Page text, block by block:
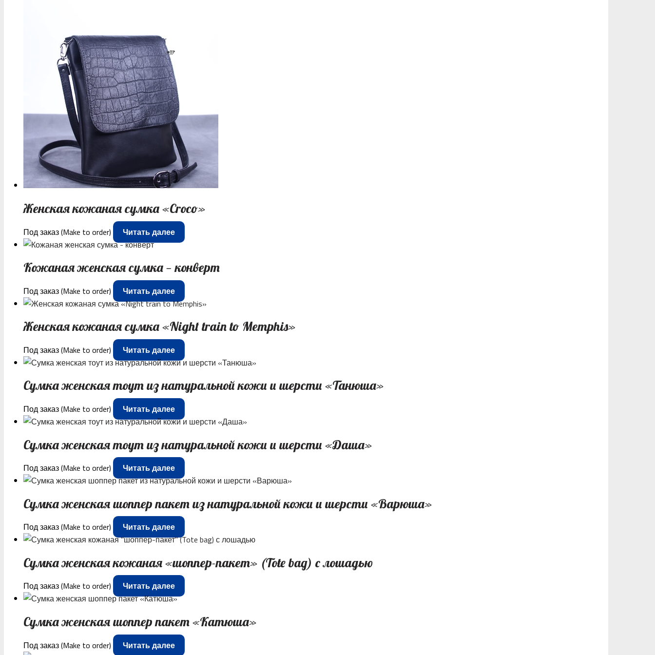
Женская кожаная сумка «Croco»
Под заказ (Make to order) Читать далее
Кожаная женская сумка — конверт
Под заказ (Make to order) Читать далее
Женская кожаная сумка «Night train to Memphis»
Под заказ (Make to order) Читать далее
Сумка женская тоут из натуральной кожи и шерсти «Танюша»
Под заказ (Make to order) Читать далее
Сумка женская тоут из натуральной кожи и шерсти «Даша»
Под заказ (Make to order) Читать далее
Сумка женская шоппер пакет из натуральной кожи и шерсти «Варюша»
Под заказ (Make to order) Читать далее
Сумка женская кожаная «шоппер-пакет» (Tote bag) с лошадью
Под заказ (Make to order) Читать далее
Сумка женская шоппер пакет «Катюша»
Под заказ (Make to order) Читать далее